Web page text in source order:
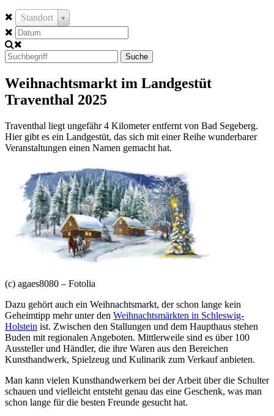
Standort
Suche
Weihnachtsmarkt im Landgestüt
Traventhal 2025
Traventhal liegt ungefähr 4 Kilometer entfernt von Bad Segeberg.
Hier gibt es ein Landgestüt, das sich mit einer Reihe wunderbarer
Veranstaltungen einen Namen gemacht hat.
(c) agaes8080 – Fotolia
Dazu gehört auch ein Weihnachtsmarkt, der schon lange kein
Geheimtipp mehr unter den Weihnachtsmärkten in Schleswig-
Holstein ist. Zwischen den Stallungen und dem Haupthaus stehen
Buden mit regionalen Angeboten. Mittlerweile sind es über 100
Aussteller und Händler, die ihre Waren aus den Bereichen
Kunsthandwerk, Spielzeug und Kulinarik zum Verkauf anbieten.
Man kann vielen Kunsthandwerkern bei der Arbeit über die Schulter
schauen und vielleicht entsteht genau das eine Geschenk, was man
schon lange für die besten Freunde gesucht hat.